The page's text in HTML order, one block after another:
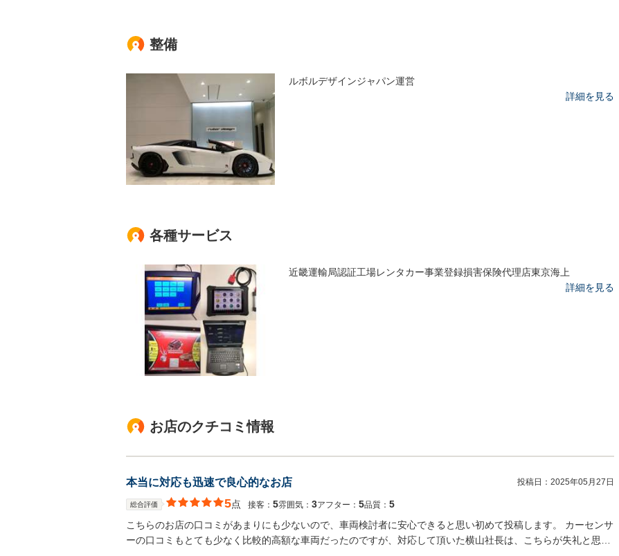
整備
ルボルデザインジャパン運営
詳細を見る
各種サービス
近畿運輸局認証工場レンタカー事業登録損害保険代理店東京海上
詳細を見る
お店のクチコミ情報
本当に対応も迅速で良心的なお店 投稿日： 2025年05月27日
総合評価 5点 接客： 5雰囲気： 3アフター： 5品質： 5
こちらのお店の口コミがあまりにも少ないので、車両検討者に安心できると思い初めて投稿します。 カーセンサ
ーの口コミもとても少なく比較的高額な車両だったのですが、対応して頂いた横山社長は、こちらが失礼と思…